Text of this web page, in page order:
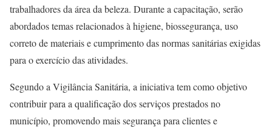
trabalhadores da área da beleza. Durante a capacitação, serão
abordados temas relacionados à higiene, biossegurança, uso
correto de materiais e cumprimento das normas sanitárias exigidas
para o exercício das atividades.
Segundo a Vigilância Sanitária, a iniciativa tem como objetivo
contribuir para a qualificação dos serviços prestados no
município, promovendo mais segurança para clientes e